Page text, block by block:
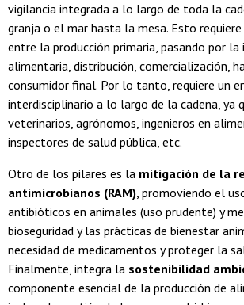
vigilancia integrada a lo largo de toda la
granja o el mar hasta la mesa. Esto
entre la producción primaria, pasando por la
alimentaria, distribución, comercialización,
consumidor final. Por lo tanto, requiere un
interdisciplinario a lo largo de la cadena, ya
veterinarios, agrónomos, ingenieros en
inspectores de salud pública, etc.
Otro de los pilares es la mitigación de la
antimicrobianos (RAM), promoviendo el
antibióticos en animales (uso prudente) y
bioseguridad y las prácticas de bienestar
necesidad de medicamentos y proteger la
Finalmente, integra la sostenibilidad
componente esencial de la producción de